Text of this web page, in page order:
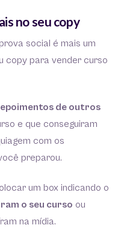
no seu copy
social é mais um
copy para vender curso
de outros
e que conseguiram
com os
preparou.
um box indicando o
o seu curso ou
na mídia.